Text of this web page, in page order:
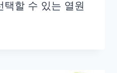
택할 수 있는 열원